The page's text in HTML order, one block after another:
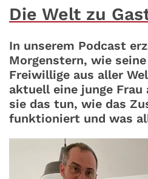
Die Welt zu
In unserem Podcast
Morgenstern, wie
Freiwillige aus aller
aktuell eine junge Frau
sie das tun, wie das
funktioniert und was